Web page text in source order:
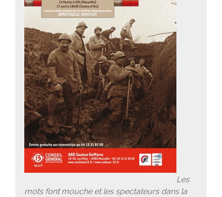
Les
mots font mouche et les spectateurs dans la